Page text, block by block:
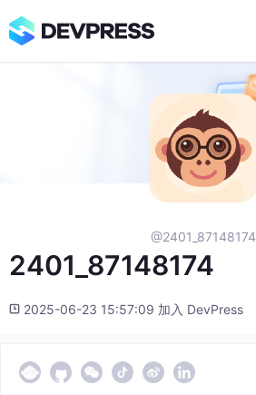
@2401_87148174
2401_87148174
2025-06-23 15:57:09 加入 DevPress